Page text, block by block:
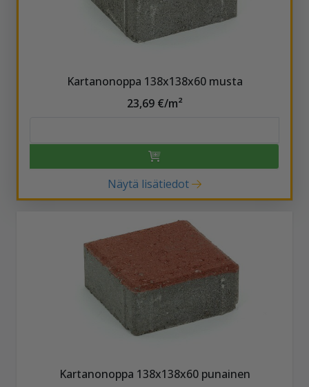
Kartanonoppa 138x138x60 musta
23,69 €/m²
Näytä lisätiedot
Kartanonoppa 138x138x60 punainen